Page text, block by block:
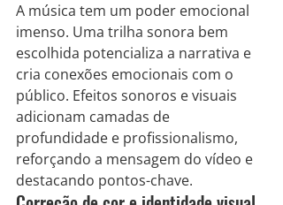
A música tem um poder emocional
imenso. Uma trilha sonora bem
escolhida potencializa a narrativa e
cria conexões emocionais com o
público. Efeitos sonoros e visuais
adicionam camadas de
profundidade e profissionalismo,
reforçando a mensagem do vídeo e
destacando pontos-chave.